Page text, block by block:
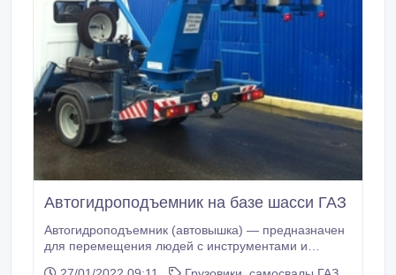
Автогидроподъемник на базе шасси ГАЗ
Автогидроподъемник (автовышка) — предназначен
для перемещения людей с инструментами и